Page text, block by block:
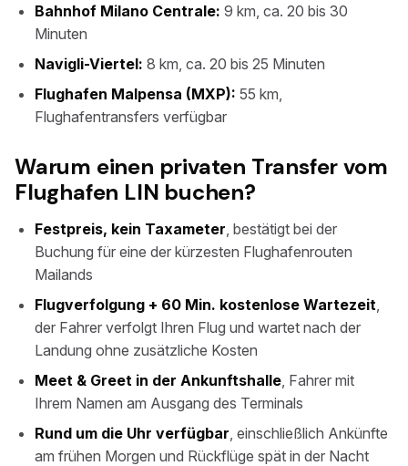
Bahnhof Milano Centrale: 9 km, ca. 20 bis 30
Minuten
Navigli-Viertel: 8 km, ca. 20 bis 25 Minuten
Flughafen Malpensa (MXP): 55 km,
Flughafentransfers verfügbar
Warum einen privaten Transfer vom
Flughafen LIN buchen?
Festpreis, kein Taxameter, bestätigt bei der
Buchung für eine der kürzesten Flughafenrouten
Mailands
Flugverfolgung + 60 Min. kostenlose Wartezeit,
der Fahrer verfolgt Ihren Flug und wartet nach der
Landung ohne zusätzliche Kosten
Meet & Greet in der Ankunftshalle, Fahrer mit
Ihrem Namen am Ausgang des Terminals
Rund um die Uhr verfügbar, einschließlich Ankünfte
am frühen Morgen und Rückflüge spät in der Nacht